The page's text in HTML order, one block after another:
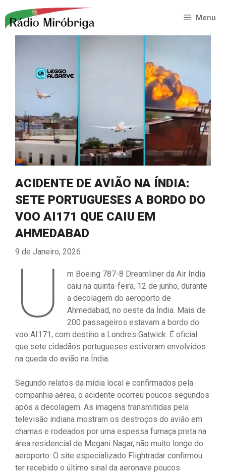
para
Menu
ACIDENTE DE AVIÃO NA ÍNDIA:
SETE PORTUGUESES A BORDO DO
VOO AI171 QUE CAIU EM
AHMEDABAD
9 de Janeiro, 2026
U
m Boeing 787-8 Dreamliner da Air India
caiu na quinta-feira, 12 de junho, durante
a decolagem do aeroporto de
Ahmedabad, no oeste da Índia. Mais de
200 passageiros estavam a bordo do
voo AI171, com destino a Londres Gatwick. É oficial
que sete cidadãos portugueses estiveram envolvidos
na queda do avião na Índia.
Segundo relatos da mídia local e confirmados pela
companhia aérea, o acidente ocorreu poucos segundos
após a decolagem. As imagens transmitidas pela
televisão indiana mostram os destroços do avião em
chamas e rodeados por uma espessa fumaça preta na
área residencial de Megani Nagar, não muito longe do
aeroporto. O site especializado Flightradar confirmou
ter recebido o último sinal da aeronave poucos